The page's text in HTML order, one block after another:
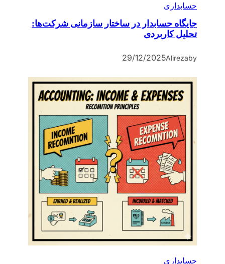
حسابداری
جایگاه حسابدار در ساختار سازمانی شرکت‌ها:
تحلیل کاربردی
by
Alireza
29/12/2025
حسابداری